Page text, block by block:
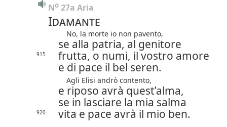
No 27a Aria
Idamante
No, la morte io non pavento,
se alla patria, al genitore
915
frutta, o numi, il vostro amore
e di pace il bel seren.
Agli Elisi andrò contento,
e riposo avrà quest’alma,
se in lasciare la mia salma
920 vita e pace avrà il mio ben.